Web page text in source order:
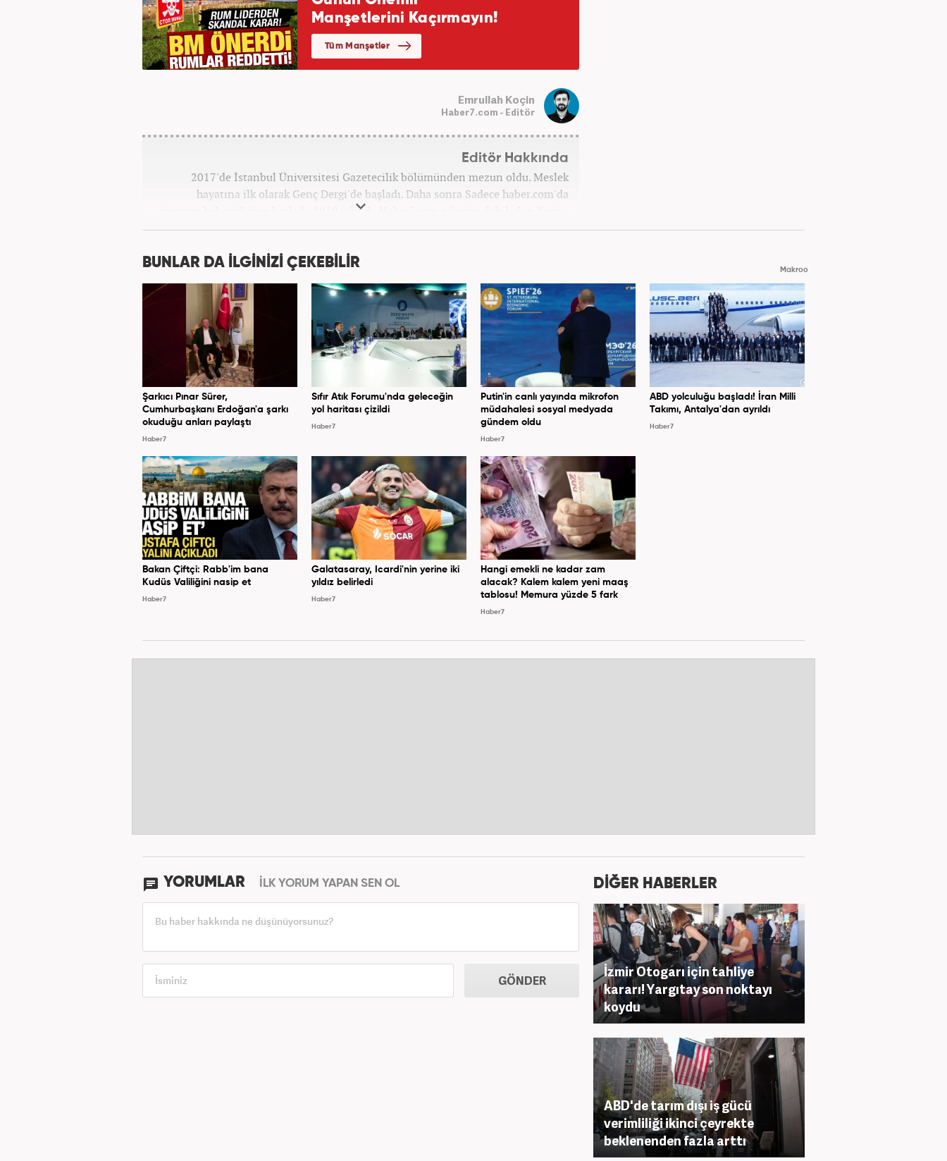
Emrullah Koçin
Haber7.com - Editör
Editör Hakkında
2017'de İstanbul Üniversitesi Gazetecilik bölümünden mezun oldu. Meslek
hayatına ilk olarak Genç Dergi'de başladı. Daha sonra Sadece haber.com'da
internet haberciliğine başladı. 2019 yılında Haber7.com ailesine dahil olan Koçin,
''Ekonomi ve Otomobil Editörü'' olarak meslek hayatına devam etmektedir.
BUNLAR DA İLGİNİZİ ÇEKEBİLİR Makroo
Şarkıcı Pınar Sürer,
Cumhurbaşkanı Erdoğan'a şarkı
okuduğu anları paylaştı
Haber7
Sıfır Atık Forumu'nda geleceğin
yol haritası çizildi
Haber7
Putin'in canlı yayında mikrofon
müdahalesi sosyal medyada
gündem oldu
Haber7
ABD yolculuğu başladı! İran Milli
Takımı, Antalya'dan ayrıldı
Haber7
Bakan Çiftçi: Rabb'im bana
Kudüs Valiliğini nasip et
Haber7
Galatasaray, Icardi'nin yerine iki
yıldız belirledi
Haber7
Hangi emekli ne kadar zam
alacak? Kalem kalem yeni maaş
tablosu! Memura yüzde 5 fark
Haber7
YORUMLAR İLK YORUM YAPAN SEN OL
GÖNDER
DİĞER HABERLER
İzmir Otogarı için tahliye
kararı! Yargıtay son noktayı
koydu
ABD'de tarım dışı iş gücü
verimliliği ikinci çeyrekte
beklenenden fazla arttı